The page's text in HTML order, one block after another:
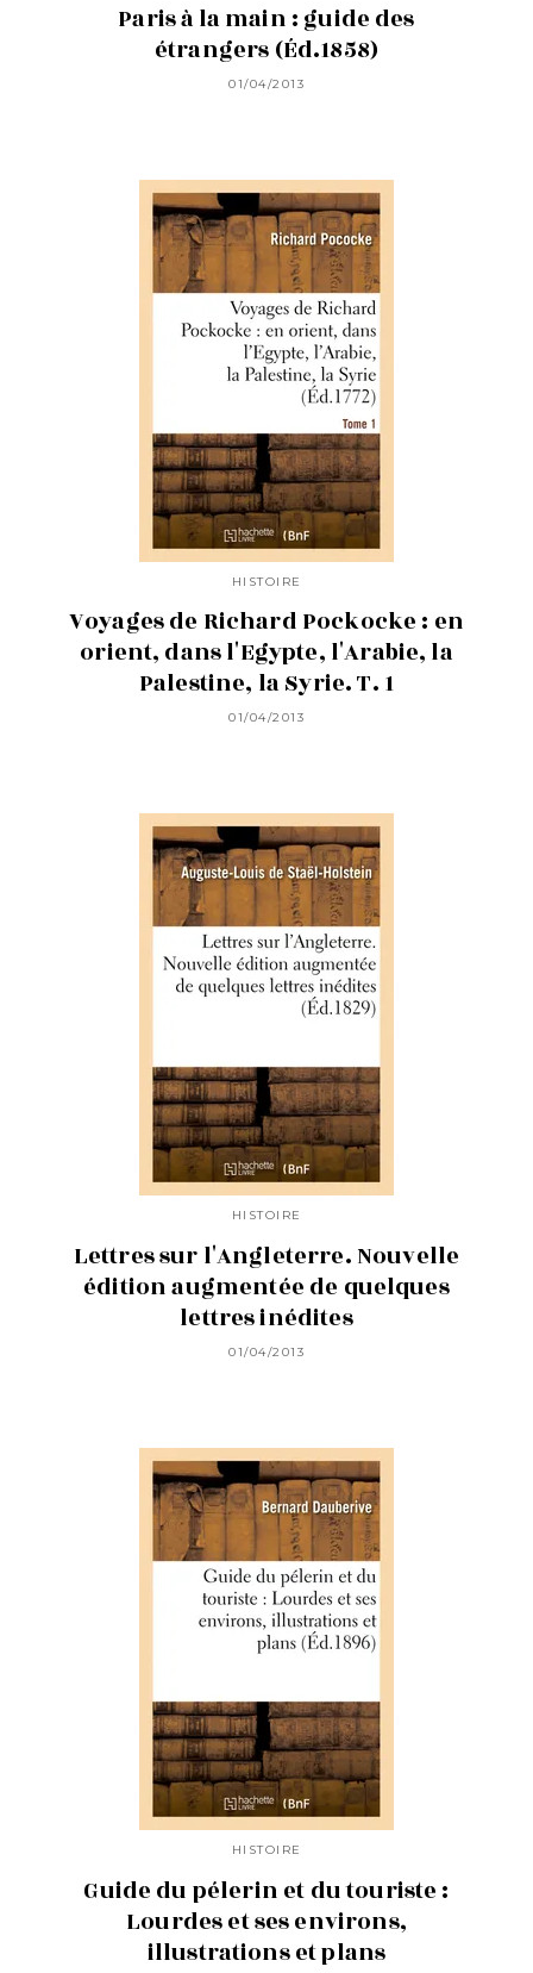
Paris à la main : guide des
étrangers (Éd.1858)
01/04/2013
HISTOIRE
Voyages de Richard Pockocke : en
orient, dans l'Egypte, l'Arabie, la
Palestine, la Syrie. T. 1
01/04/2013
HISTOIRE
Lettres sur l'Angleterre. Nouvelle
édition augmentée de quelques
lettres inédites
01/04/2013
HISTOIRE
Guide du pélerin et du touriste :
Lourdes et ses environs,
illustrations et plans